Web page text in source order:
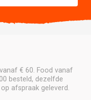
€ 60. Food vanaf
besteld, dezelfde
afspraak geleverd.